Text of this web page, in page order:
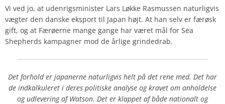
Vi ved jo, at udenrigsminister Lars Løkke Rasmussen naturligvis
vægter den danske eksport til Japan højt. At han selv er færøsk
gift, og at Færøerne mange gange har været mål for Sea
Shepherds kampagner mod de årlige grindedrab.
Det forhold er japanerne naturligvis helt på det rene med. Det har
de indkalkuleret i deres politiske analyse og kravet om anholdelse
og udlevering af Watson. Det er klappet af både nationalt og